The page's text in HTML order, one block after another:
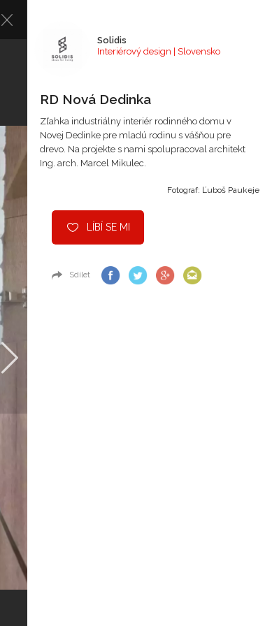
Solidis
Interiérový design | Slovensko
RD Nová Dedinka
Zľahka industriálny interiér rodinného domu v
Novej Dedinke pre mladú rodinu s vášňou pre
drevo. Na projekte s nami spolupracoval architekt
Ing. arch. Marcel Mikulec.
Fotograf: Ľuboš Paukeje
LÍBÍ SE MI
Sdílet